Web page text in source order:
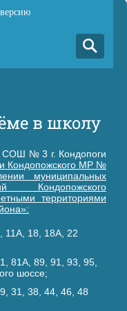
в школу
СОШ № 3 г. Кондопоги
Кондопожского МР №
муниципальных
Кондопожского
территориями
18, 18А, 22
81А, 89, 91, 93, 95,
шоссе;
31, 38, 44, 46, 48